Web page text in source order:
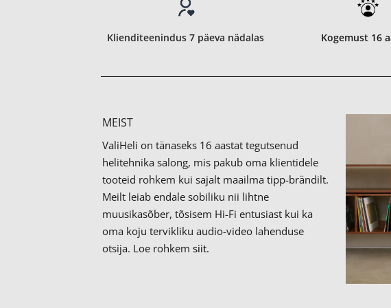
Klienditeenindus 7 päeva nädalas Kogemust 16
MEIST
ValiHeli on tänaseks 16 aastat tegutsenud
helitehnika salong, mis pakub oma klientidele
tooteid rohkem kui sajalt maailma tipp-brändilt.
Meilt leiab endale sobiliku nii lihtne
muusikasõber, tõsisem Hi-Fi entusiast kui ka
oma koju tervikliku audio-video lahenduse
otsija. Loe rohkemsiit.